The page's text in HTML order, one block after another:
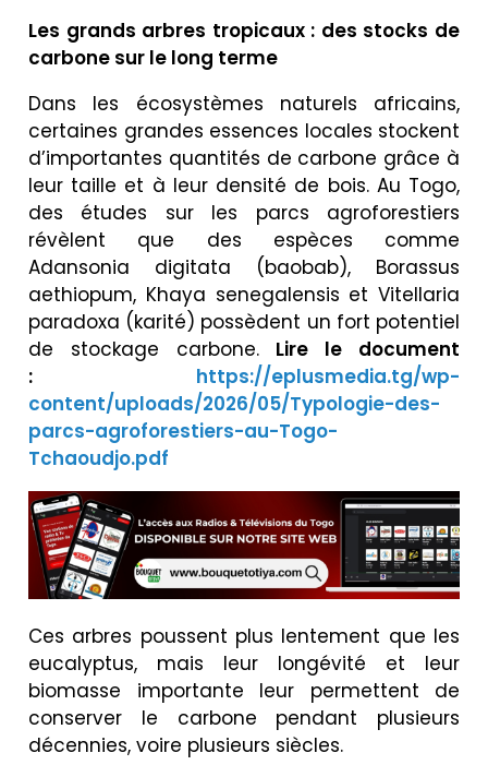
Les grands arbres tropicaux : des stocks de
carbone sur le long terme
Dans les écosystèmes naturels africains,
certaines grandes essences locales stockent
d’importantes quantités de carbone grâce à
leur taille et à leur densité de bois. Au Togo,
des études sur les parcs agroforestiers
révèlent que des espèces comme
Adansonia digitata (baobab), Borassus
aethiopum, Khaya senegalensis et Vitellaria
paradoxa (karité) possèdent un fort potentiel
de stockage carbone. Lire le document
: https://eplusmedia.tg/wp-
content/uploads/2026/05/Typologie-des-
parcs-agroforestiers-au-Togo-
Tchaoudjo.pdf
Ces arbres poussent plus lentement que les
eucalyptus, mais leur longévité et leur
biomasse importante leur permettent de
conserver le carbone pendant plusieurs
décennies, voire plusieurs siècles.